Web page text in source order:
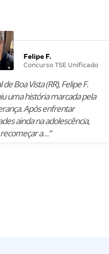
Felipe F.
Concurso TSE Unificado
de Boa Vista (RR), Felipe F.
uma história marcada pela
Após enfrentar
ainda na adolescência,
a…”